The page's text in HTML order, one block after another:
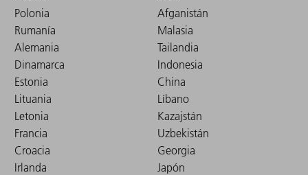
Polonia
Rumanía
Alemania
Dinamarca
Estonia
Lituania
Letonia
Francia
Croacia
Irlanda
Afganistán
Malasia
Tailandia
Indonesia
China
Líbano
Kazajstán
Uzbekistán
Georgia
Japón